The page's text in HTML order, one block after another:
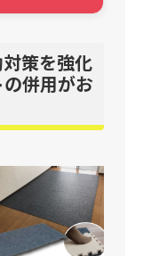
策を強化
併用がお